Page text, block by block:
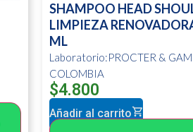
SHAMPOO HEAD
LIMPIEZA
ML
Laboratorio:PROCTER &
COLOMBIA
$4.800
Añadir al carrito